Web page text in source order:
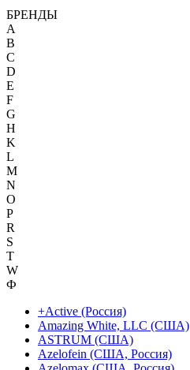
БРЕНДЫ
A
B
C
D
E
F
G
H
K
L
M
N
O
P
R
S
T
W
Ф
+Active (Россия)
Amazing White, LLC (США)
ASTRUM (США)
Azelofein (США, Россия)